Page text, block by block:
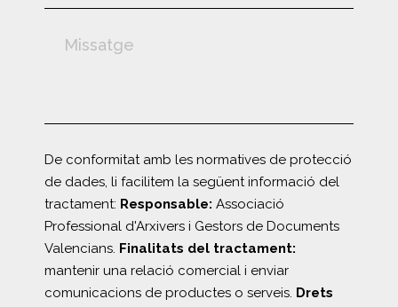
De conformitat amb les normatives de protecció
de dades, li facilitem la següent informació del
tractament: Responsable: Associació
Professional d'Arxivers i Gestors de Documents
Valencians. Finalitats del tractament:
mantenir una relació comercial i enviar
comunicacions de productes o serveis. Drets